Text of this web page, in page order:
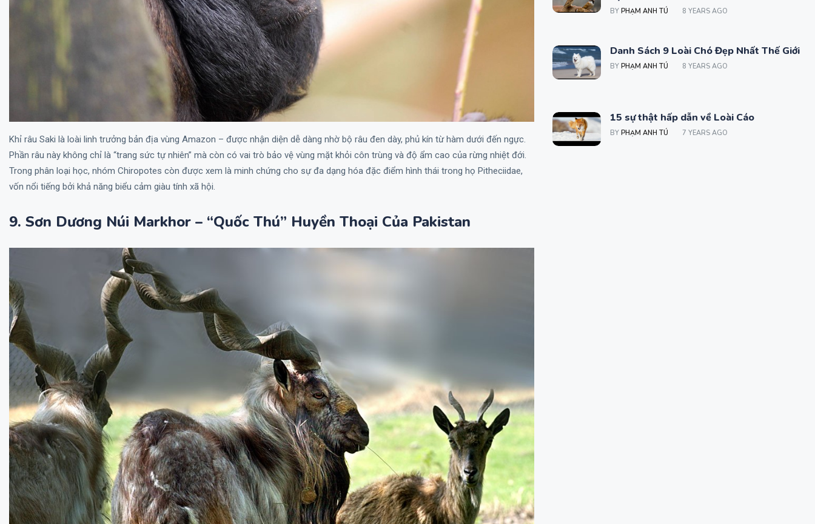
Khỉ râu Saki là loài linh trưởng bản địa vùng Amazon – được nhận diện dễ dàng nhờ bộ râu đen dày, phủ kín từ hàm dưới đến ngực.
Phần râu này không chỉ là “trang sức tự nhiên” mà còn có vai trò bảo vệ vùng mặt khỏi côn trùng và độ ẩm cao của rừng nhiệt đới.
Trong phân loại học, nhóm Chiropotes còn được xem là minh chứng cho sự đa dạng hóa đặc điểm hình thái trong họ Pitheciidae,
vốn nổi tiếng bởi khả năng biểu cảm giàu tính xã hội.
9. Sơn Dương Núi Markhor – “Quốc Thú” Huyền Thoại Của Pakistan
BY PHẠM ANH TÚ 8 YEARS AGO
Danh Sách 9 Loài Chó Đẹp Nhất Thế Giới
BY PHẠM ANH TÚ 8 YEARS AGO
15 sự thật hấp dẫn về Loài Cáo
BY PHẠM ANH TÚ 7 YEARS AGO